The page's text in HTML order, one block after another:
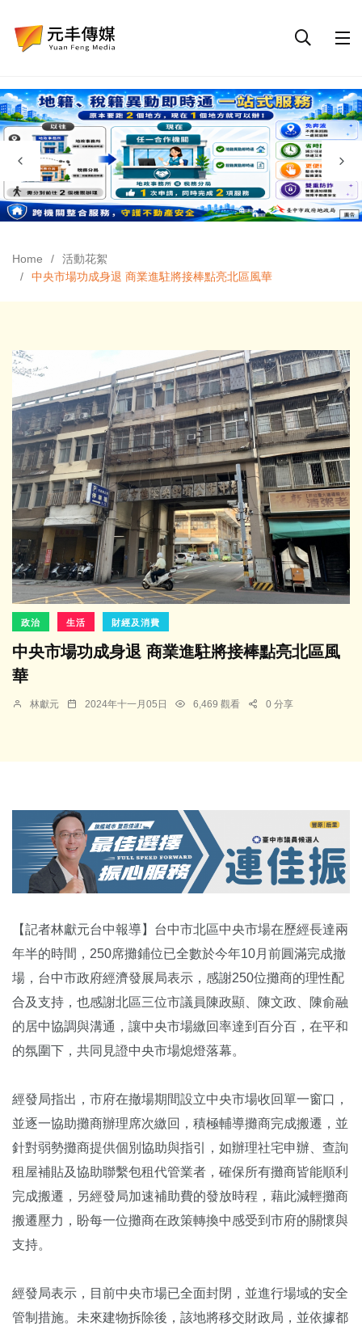
Home
活動花絮
中央市場功成身退 商業進駐將接棒點亮北區風華
政治 生活 財經及消費
中央市場功成身退 商業進駐將接棒點亮北區風
華
林獻元 2024年十一月05日 6,469 觀看 0 分享
【記者林獻元台中報導】台中市北區中央市場在歷經長達兩
年半的時間，250席攤鋪位已全數於今年10月前圓滿完成撤
場，台中市政府經濟發展局表示，感謝250位攤商的理性配
合及支持，也感謝北區三位市議員陳政顯、陳文政、陳俞融
的居中協調與溝通，讓中央市場繳回率達到百分百，在平和
的氛圍下，共同見證中央市場熄燈落幕。
經發局指出，市府在撤場期間設立中央市場收回單一窗口，
並逐一協助攤商辦理席次繳回，積極輔導攤商完成搬遷，並
針對弱勢攤商提供個別協助與指引，如辦理社宅申辦、查詢
租屋補貼及協助聯繫包租代管業者，確保所有攤商皆能順利
完成搬遷，另經發局加速補助費的發放時程，藉此減輕攤商
搬遷壓力，盼每一位攤商在政策轉換中感受到市府的關懷與
支持。
經發局表示，目前中央市場已全面封閉，並進行場域的安全
管制措施。未來建物拆除後，該地將移交財政局，並依據都